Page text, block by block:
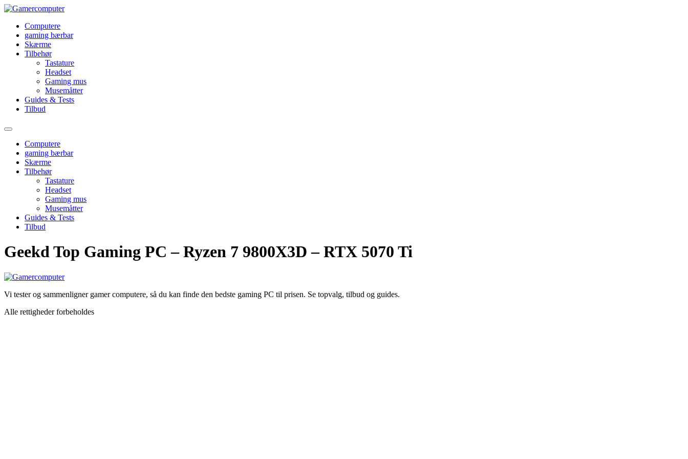
Videre
indholdComputere
gaming bærbar
Skærme
Tilbehør
Tastature
Headset
Gaming mus
Musemåtter
Guides & Tests
Tilbud
Computere
gaming bærbar
Skærme
Tilbehør
Tastature
Headset
Gaming mus
Musemåtter
Guides & Tests
Tilbud
Geekd Top Gaming PC – Ryzen 7 9800X3D – RTX 5070 Ti
Vi tester og sammenligner gamer computere, så du kan finde den bedste gaming PC til prisen. Se topvalg, tilbud og guides.
Alle rettigheder forbeholdes